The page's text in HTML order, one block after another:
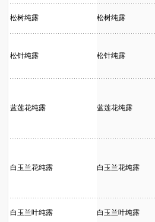
松树纯露 松树纯露
松针纯露 松针纯露
蓝莲花纯露 蓝莲花纯露
白玉兰花纯露 白玉兰花纯露
白玉兰叶纯露 白玉兰叶纯露